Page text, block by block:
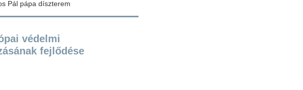
Pál pápa díszterem
védelmi
fejlődése